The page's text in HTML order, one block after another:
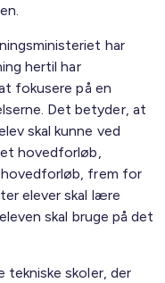
har
hertil har
fokusere på en
Det betyder, at
skal kunne ved
et hovedforløb,
frem for
elever skal lære
skal bruge på det
tekniske skoler, der